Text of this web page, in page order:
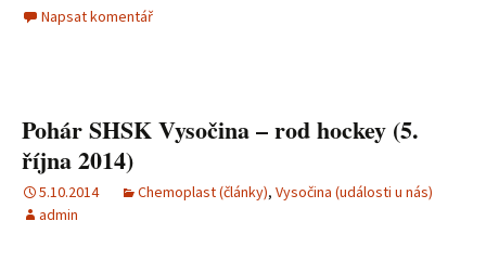
Napsat komentář
Pohár SHSK Vysočina – rod hockey (5.
října 2014)
5.10.2014 Chemoplast (články), Vysočina (události u nás)
admin